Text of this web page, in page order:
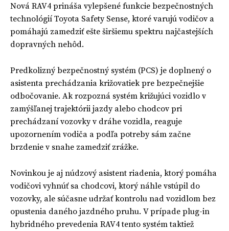
Nová RAV4 prináša vylepšené funkcie bezpečnostných
technológií Toyota Safety Sense, ktoré varujú vodičov a
pomáhajú zamedziť ešte širšiemu spektru najčastejších
dopravných nehôd.
Predkolizný bezpečnostný systém (PCS) je doplnený o
asistenta prechádzania križovatiek pre bezpečnejšie
odbočovanie. Ak rozpozná systém križujúci vozidlo v
zamýšľanej trajektórii jazdy alebo chodcov pri
prechádzaní vozovky v dráhe vozidla, reaguje
upozornením vodiča a podľa potreby sám začne
brzdenie v snahe zamedziť zrážke.
Novinkou je aj núdzový asistent riadenia, ktorý pomáha
vodičovi vyhnúť sa chodcovi, ktorý náhle vstúpil do
vozovky, ale súčasne udržať kontrolu nad vozidlom bez
opustenia daného jazdného pruhu. V prípade plug-in
hybridného prevedenia RAV4 tento systém taktiež